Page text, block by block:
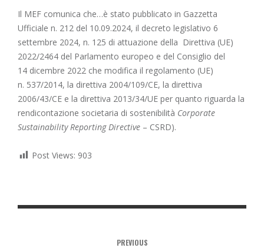
Il MEF comunica che…è stato pubblicato in Gazzetta
Ufficiale n. 212 del 10.09.2024, il decreto legislativo 6
settembre 2024, n. 125 di attuazione della Direttiva (UE)
2022/2464 del Parlamento europeo e del Consiglio del
14 dicembre 2022 che modifica il regolamento (UE)
n. 537/2014, la direttiva 2004/109/CE, la direttiva
2006/43/CE e la direttiva 2013/34/UE per quanto riguarda la
rendicontazione societaria di sostenibilità Corporate
Sustainability Reporting Directive – CSRD).
Post Views: 903
PREVIOUS